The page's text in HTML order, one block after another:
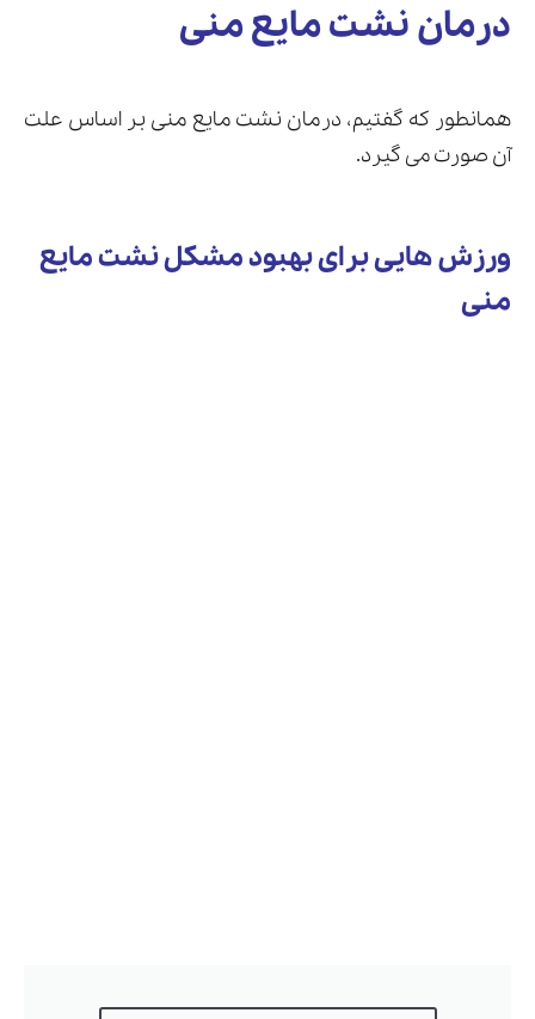
درمان نشت مایع منی
همانطور که گفتیم، درمان نشت مایع منی بر اساس علت
آن صورت می گیرد.
ورزش هایی برای بهبود مشکل نشت مایع
منی